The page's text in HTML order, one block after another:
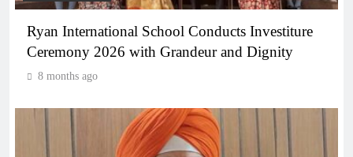
Ryan International School Conducts Investiture
Ceremony 2026 with Grandeur and Dignity
8 months ago